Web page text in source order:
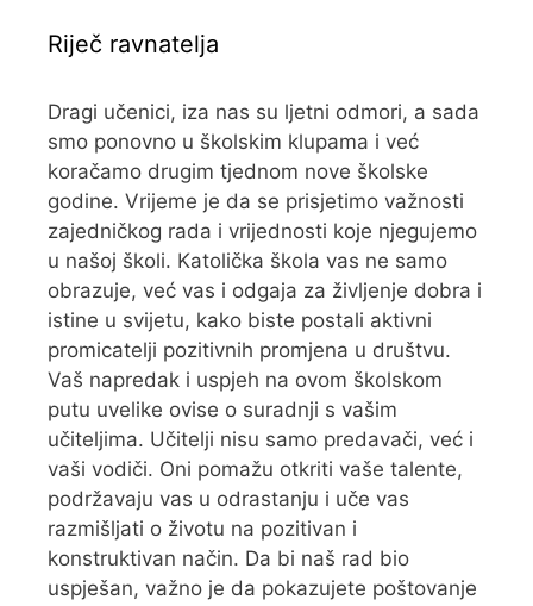
Riječ ravnatelja
Dragi učenici, iza nas su ljetni odmori, a sada
smo ponovno u školskim klupama i već
koračamo drugim tjednom nove školske
godine. Vrijeme je da se prisjetimo važnosti
zajedničkog rada i vrijednosti koje njegujemo
u našoj školi. Katolička škola vas ne samo
obrazuje, već vas i odgaja za življenje dobra i
istine u svijetu, kako biste postali aktivni
promicatelji pozitivnih promjena u društvu.
Vaš napredak i uspjeh na ovom školskom
putu uvelike ovise o suradnji s vašim
učiteljima. Učitelji nisu samo predavači, već i
vaši vodiči. Oni pomažu otkriti vaše talente,
podržavaju vas u odrastanju i uče vas
razmišljati o životu na pozitivan i
konstruktivan način. Da bi naš rad bio
uspješan, važno je da pokazujete poštovanje